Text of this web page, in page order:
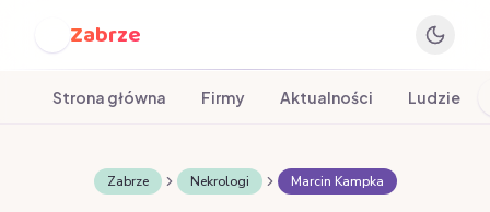
Zabrze
Strona główna Firmy Aktualności Ludzie
Zabrze Nekrologi Marcin Kampka